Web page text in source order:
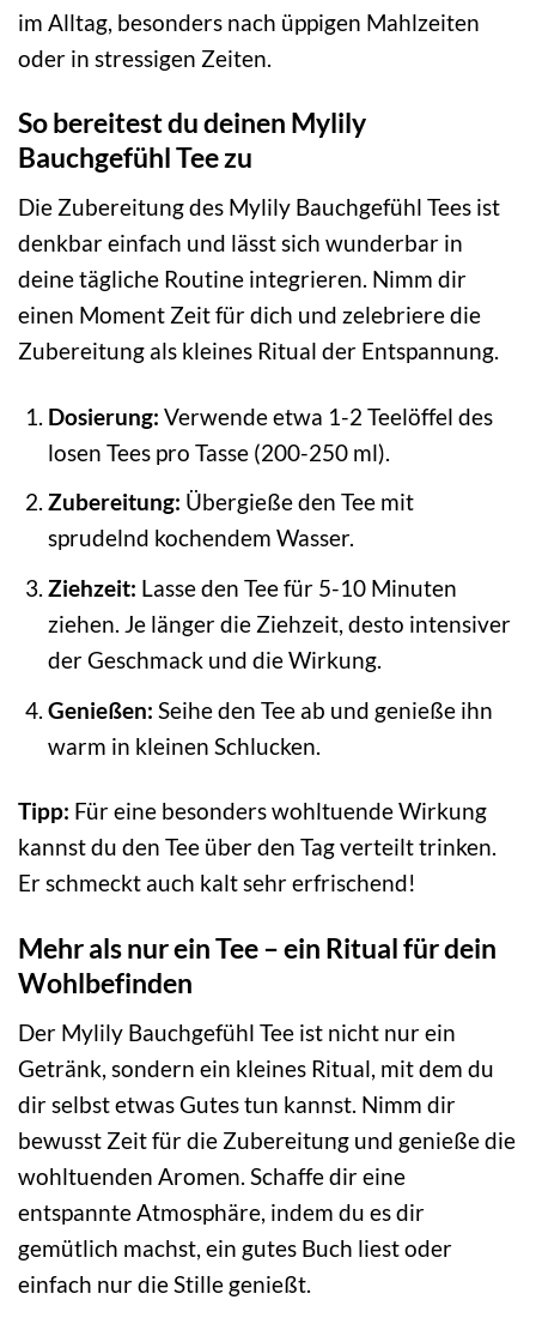
im Alltag, besonders nach üppigen Mahlzeiten
oder in stressigen Zeiten.
So bereitest du deinen Mylily
Bauchgefühl Tee zu
Die Zubereitung des Mylily Bauchgefühl Tees ist
denkbar einfach und lässt sich wunderbar in
deine tägliche Routine integrieren. Nimm dir
einen Moment Zeit für dich und zelebriere die
Zubereitung als kleines Ritual der Entspannung.
Dosierung: Verwende etwa 1-2 Teelöffel des
losen Tees pro Tasse (200-250 ml).
Zubereitung: Übergieße den Tee mit
sprudelnd kochendem Wasser.
Ziehzeit: Lasse den Tee für 5-10 Minuten
ziehen. Je länger die Ziehzeit, desto intensiver
der Geschmack und die Wirkung.
Genießen: Seihe den Tee ab und genieße ihn
warm in kleinen Schlucken.
Tipp: Für eine besonders wohltuende Wirkung
kannst du den Tee über den Tag verteilt trinken.
Er schmeckt auch kalt sehr erfrischend!
Mehr als nur ein Tee – ein Ritual für dein
Wohlbefinden
Der Mylily Bauchgefühl Tee ist nicht nur ein
Getränk, sondern ein kleines Ritual, mit dem du
dir selbst etwas Gutes tun kannst. Nimm dir
bewusst Zeit für die Zubereitung und genieße die
wohltuenden Aromen. Schaffe dir eine
entspannte Atmosphäre, indem du es dir
gemütlich machst, ein gutes Buch liest oder
einfach nur die Stille genießt.